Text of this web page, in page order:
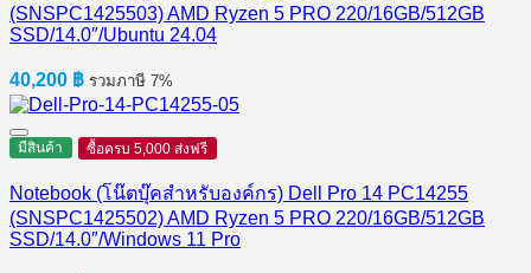
(SNSPC1425503) AMD Ryzen 5 PRO 220/16GB/512GB
SSD/14.0″/Ubuntu 24.04
40,200 ฿ รวมภาษี 7%
มีสินค้า ซื้อครบ 5,000 ส่งฟรี
Notebook (โน๊ตบุ๊คสำหรับองค์กร) Dell Pro 14 PC14255
(SNSPC1425502) AMD Ryzen 5 PRO 220/16GB/512GB
SSD/14.0″/Windows 11 Pro